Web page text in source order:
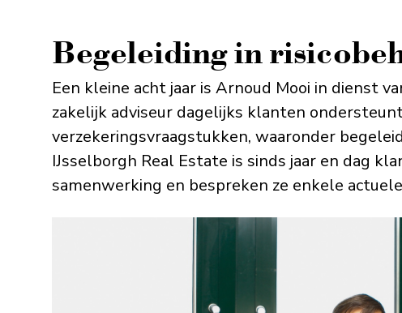
Begeleiding in
Een kleine acht jaar is Arnoud Mooi in dienst
zakelijk adviseur dagelijks klanten
verzekeringsvraagstukken, waaronder
IJsselborgh Real Estate is sinds jaar en dag
samenwerking en bespreken ze enkele